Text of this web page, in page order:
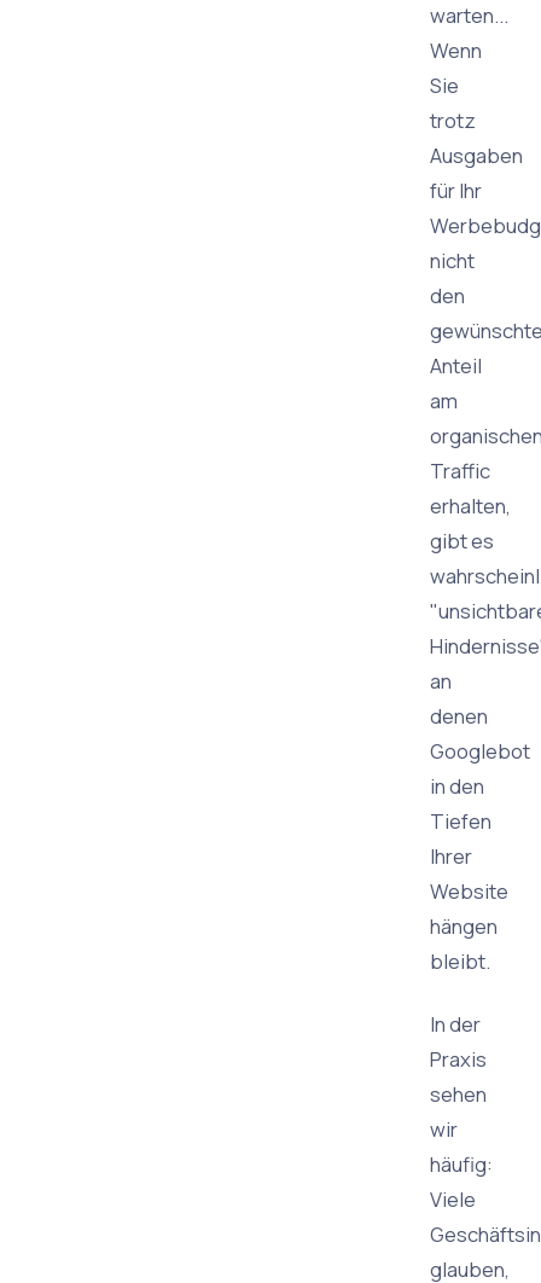
warten...
Wenn
Sie
trotz
Ausgaben
für Ihr
nicht
den
Anteil
am
Traffic
erhalten,
gibt es
an
denen
Googlebot
in den
Tiefen
Ihrer
Website
hängen
bleibt.
In der
Praxis
sehen
wir
häufig:
Viele
glauben,